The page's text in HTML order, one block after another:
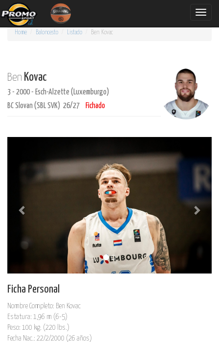
Toggle
Home Baloncesto Listado Ben Kovac
Ben Kovac
3 - 2000 - Esch-Alzette (Luxemburgo)
BC Slovan (SBL SVK) 26/27
Fichado
Ficha Personal
Nombre Completo: Ben Kovac
Estatura: 1,96 m (6-5)
Peso: 100 kg. (220 lbs.)
Fecha Nac.: 22/2/2000 (26 años)